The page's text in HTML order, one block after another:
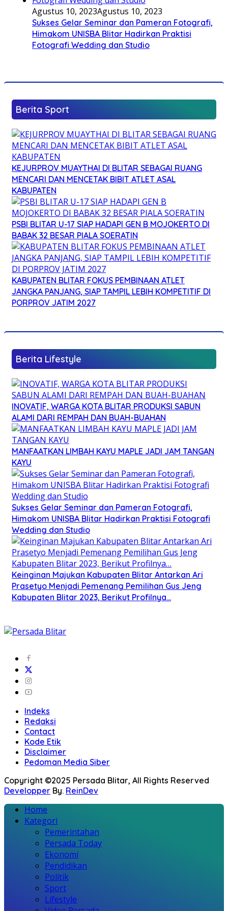
Agustus 10, 2023Agustus 10, 2023
Sukses Gelar Seminar dan Pameran Fotografi,
Himakom UNISBA Blitar Hadirkan Praktisi
Fotografi Wedding dan Studio
Berita Sport
KEJURPROV MUAYTHAI DI BLITAR SEBAGAI RUANG
MENCARI DAN MENCETAK BIBIT ATLET ASAL
KABUPATEN
PSBI BLITAR U-17 SIAP HADAPI GEN B MOJOKERTO DI
BABAK 32 BESAR PIALA SOERATIN
KABUPATEN BLITAR FOKUS PEMBINAAN ATLET
JANGKA PANJANG, SIAP TAMPIL LEBIH KOMPETITIF DI
PORPROV JATIM 2027
Berita Lifestyle
INOVATIF, WARGA KOTA BLITAR PRODUKSI SABUN
ALAMI DARI REMPAH DAN BUAH-BUAHAN
MANFAATKAN LIMBAH KAYU MAPLE JADI JAM TANGAN
KAYU
Sukses Gelar Seminar dan Pameran Fotografi,
Himakom UNISBA Blitar Hadirkan Praktisi Fotografi
Wedding dan Studio
Keinginan Majukan Kabupaten Blitar Antarkan Ari
Prasetyo Menjadi Pemenang Pemilihan Gus Jeng
Kabupaten Blitar 2023, Berikut Profilnya…
Indeks
Redaksi
Contact
Kode Etik
Disclaimer
Pedoman Media Siber
Copyright ©2025 Persada Blitar, All Rights Reserved
Developper By. ReinDev
Home
Kategori
Pemerintahan
Persada Today
Ekonomi
Pendidikan
Politik
Sport
Lifestyle